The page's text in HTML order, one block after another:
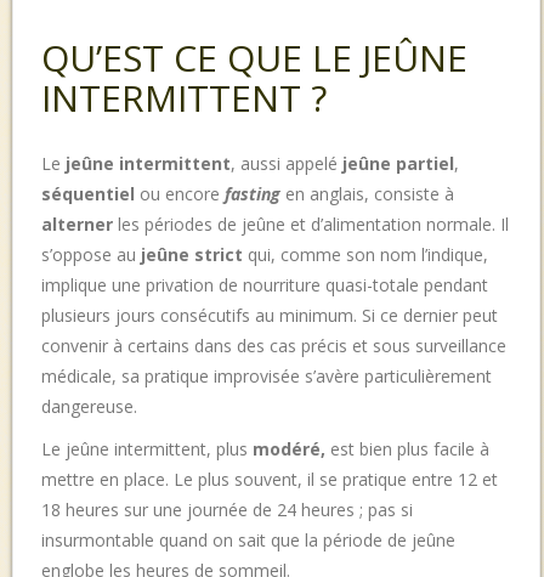
QU’EST CE QUE LE JEÛNE
INTERMITTENT ?
Le jeûne intermittent, aussi appelé jeûne partiel,
séquentiel ou encore fastingen anglais, consiste à
alternerles périodes de jeûne et d’alimentation normale. Il
s’oppose au jeûne strict qui, comme son nom l’indique,
implique une privation de nourriture quasi-totale pendant
plusieurs jours consécutifs au minimum. Si ce dernier peut
convenir à certains dans des cas précis et sous surveillance
médicale, sa pratique improvisée s’avère particulièrement
dangereuse.
Le jeûne intermittent, plus modéré, est bien plus facile à
mettre en place. Le plus souvent, il se pratique entre 12 et
18 heures sur une journée de 24 heures ; pas si
insurmontable quand on sait que la période de jeûne
englobe les heures de sommeil.